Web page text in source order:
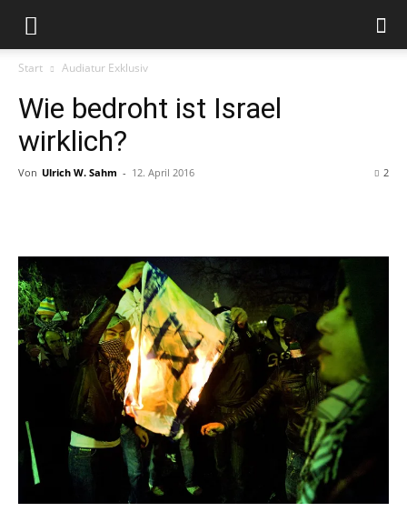
Start Audiatur Exklusiv
Wie bedroht ist Israel
wirklich?
Von Ulrich W. Sahm - 12. April 2016 2